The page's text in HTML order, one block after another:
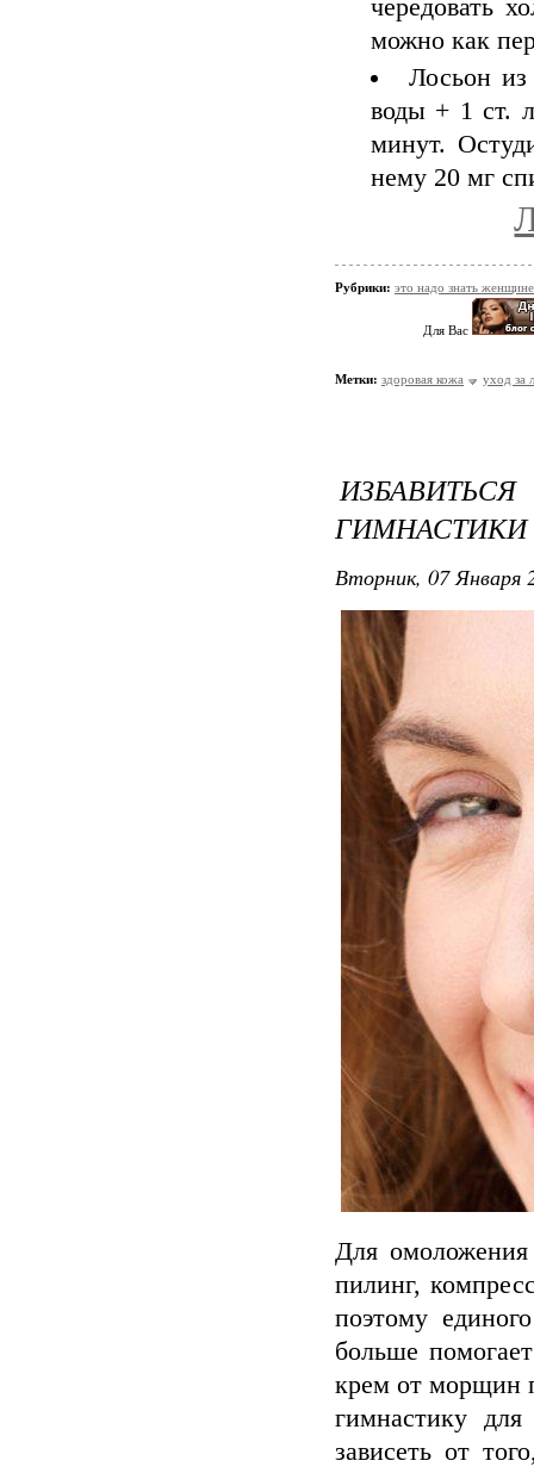
чередовать
можно как
Лосьон из
воды + 1 ст.
минут.
нему 20 мг
Рубрики: это надо знать
Для Вас
Метки: здоровая кожа уход за
ГИМНАСТИКИ
Вторник, 07 Января
Для
пилинг,
поэтому
больше
крем от морщин
гимнастику
зависеть от